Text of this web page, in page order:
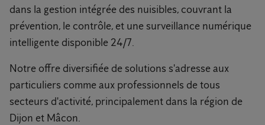
dans la gestion intégrée des nuisibles, couvrant la
prévention, le contrôle, et une surveillance numérique
intelligente disponible 24/7.
Notre offre diversifiée de solutions s'adresse aux
particuliers comme aux professionnels de tous
secteurs d'activité, principalement dans la région de
Dijon et Mâcon.